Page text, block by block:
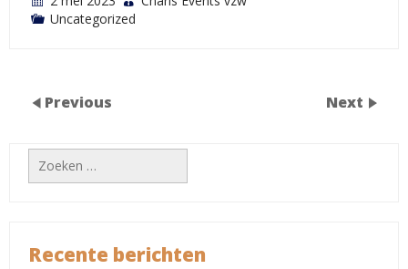
Uncategorized
Previous Next
Zoeken
naar:
Recente berichten